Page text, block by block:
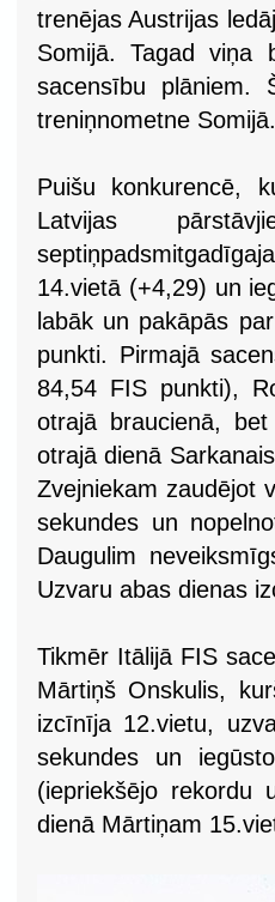
trenējas Austrijas
Somijā. Tagad
sacensību plāniem.
treniņnometne Somijā.
Puišu konkurencē,
Latvijas
14.vietā (+4,29) un
labāk un pakāpās
punkti. Pirmajā
84,54 FIS punkti),
otrajā braucienā,
otrajā dienā
Zvejniekam zaudējot
sekundes un
Daugulim
Uzvaru abas dienas
Tikmēr Itālijā FIS
Mārtiņš Onskulis,
izcīnīja 12.vietu,
sekundes un
(iepriekšējo rekordu
dienā Mārtiņam